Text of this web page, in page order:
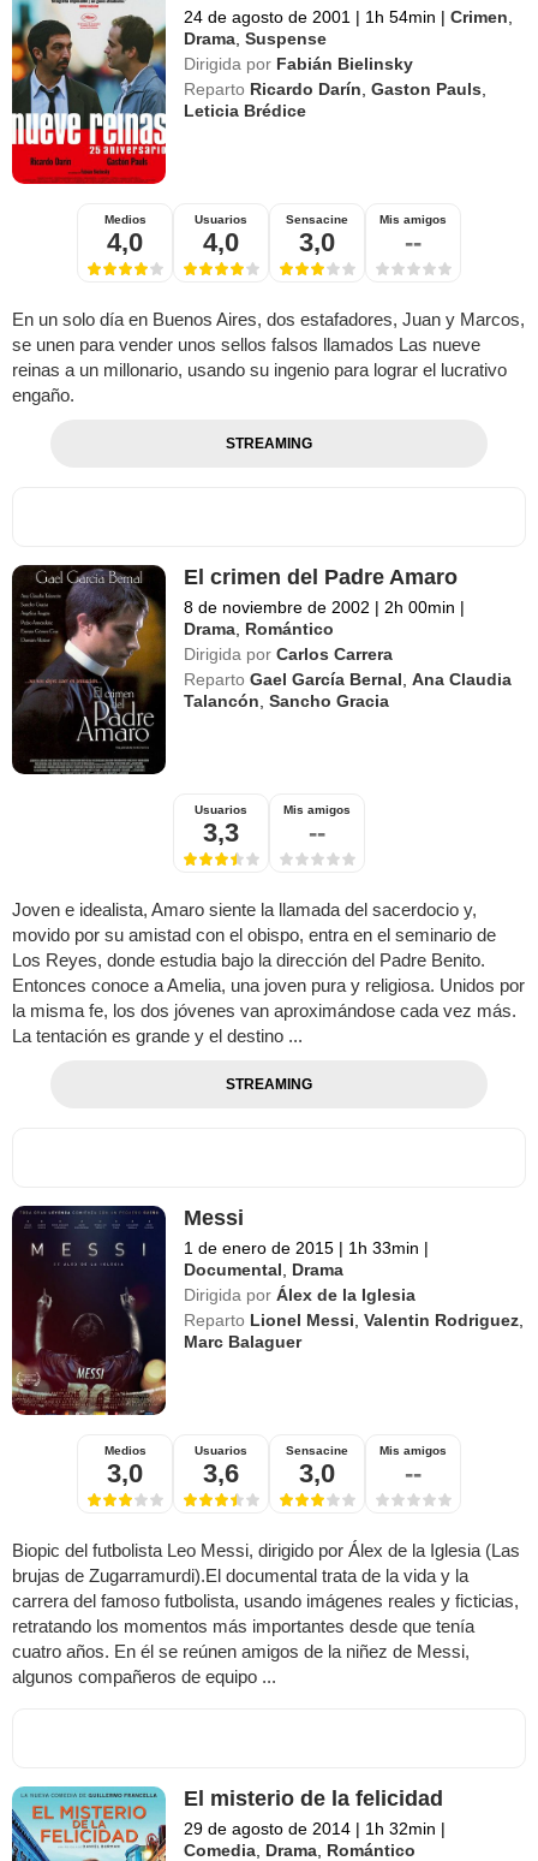
24 de agosto de 2001 | 1h 54min | Crimen
Drama ,Suspense
Dirigida por Fabián Bielinsky
Reparto Ricardo Darín ,Gaston Pauls
Leticia Brédice
Medios
4,0
Usuarios
4,0
Sensacine
3,0
Mis amigos
--
En un solo día en Buenos Aires, dos estafadores, Juan y Marcos,
se unen para vender unos sellos falsos llamados Las nueve
reinas a un millonario, usando su ingenio para lograr el lucrativo
engaño.
STREAMING
El crimen del Padre Amaro
8 de noviembre de 2002 | 2h 00min |
Drama Romántico
Dirigida por Carlos Carrera
Reparto Gael García Bernal ,Ana Claudia
Talancón ,Sancho Gracia
Usuarios
3,3
Mis amigos
--
Joven e idealista, Amaro siente la llamada del sacerdocio y,
movido por su amistad con el obispo, entra en el seminario de
Los Reyes, donde estudia bajo la dirección del Padre Benito.
Entonces conoce a Amelia, una joven pura y religiosa. Unidos por
la misma fe, los dos jóvenes van aproximándose cada vez más.
La tentación es grande y el destino ...
STREAMING
Messi
1 de enero de 2015 | 1h 33min |
Documental
Drama
Dirigida por Álex de la Iglesia
Reparto Lionel Messi ,Valentin Rodriguez
Marc Balaguer
Medios
3,0
Usuarios
3,6
Sensacine
3,0
Mis amigos
--
Biopic del futbolista Leo Messi, dirigido por Álex de la Iglesia (Las
brujas de Zugarramurdi).El documental trata de la vida y la
carrera del famoso futbolista, usando imágenes reales y ficticias,
retratando los momentos más importantes desde que tenía
cuatro años. En él se reúnen amigos de la niñez de Messi,
algunos compañeros de equipo ...
El misterio de la felicidad
29 de agosto de 2014 | 1h 32min |
Comedia Drama Romántico